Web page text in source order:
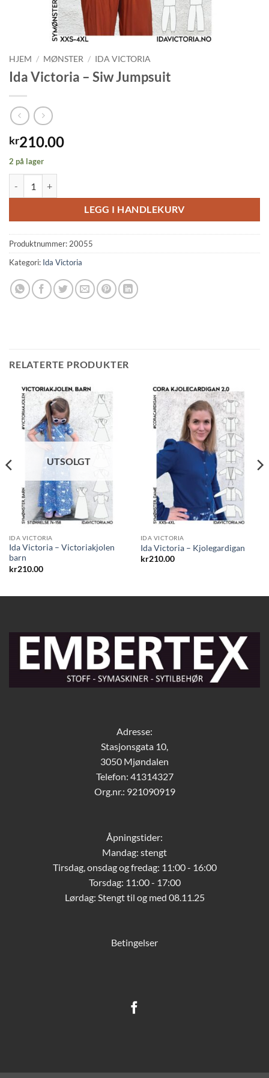
HJEM / MØNSTER / IDA VICTORIA
Ida Victoria – Siw Jumpsuit
kr210.00
2 på lager
LEGG I HANDLEKURV
Produktnummer: 20055
Kategori: Ida Victoria
RELATERTE PRODUKTER
UTSOLGT
IDA VICTORIA
Ida Victoria – Victoriakjolen
barn
kr210.00
IDA VICTORIA
Ida Victoria – Kjolegardigan
kr210.00
Adresse:
Stasjonsgata 10,
3050 Mjøndalen
Telefon: 41314327
Org.nr.: 921090919
Åpningstider:
Mandag: stengt
Tirsdag, onsdag og fredag: 11:00 - 16:00
Torsdag: 11:00 - 17:00
Lørdag: Stengt til og med 08.11.25
Betingelser